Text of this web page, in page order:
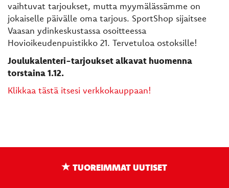
vaihtuvat tarjoukset, mutta myymälässämme on
jokaiselle päivälle oma tarjous. SportShop sijaitsee
Vaasan ydinkeskustassa osoitteessa
Hovioikeudenpuistikko 21. Tervetuloa ostoksille!
Joulukalenteri-tarjoukset alkavat huomenna
torstaina 1.12.
Klikkaa tästä itsesi verkkokauppaan!
TUOREIMMAT UUTISET